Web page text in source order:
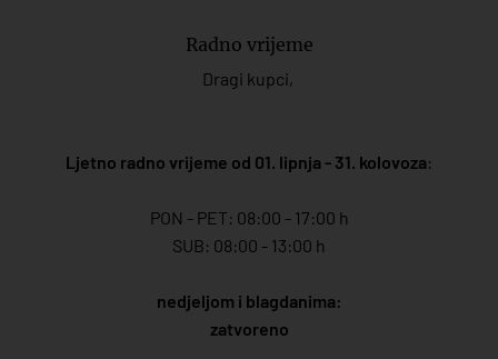
Radno vrijeme
Dragi kupci,
Ljetno radno vrijeme od 01. lipnja - 31. kolovoza:
PON - PET: 08:00 - 17:00 h
SUB: 08:00 - 13:00 h
nedjeljom i blagdanima:
zatvoreno